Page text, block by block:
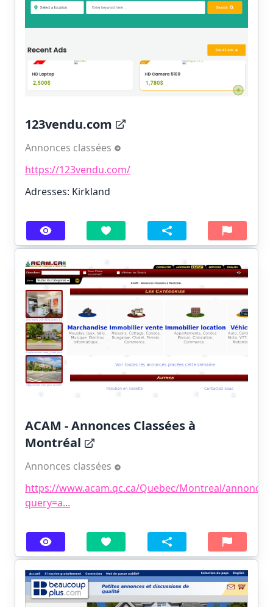
123vendu.com
Annonces classées
https://123vendu.com/
Adresses: Kirkland
ACAM - Annonces Classées à
Montréal
Annonces classées
https://www.acam.qc.ca/Quebec/Montreal/
query=a...